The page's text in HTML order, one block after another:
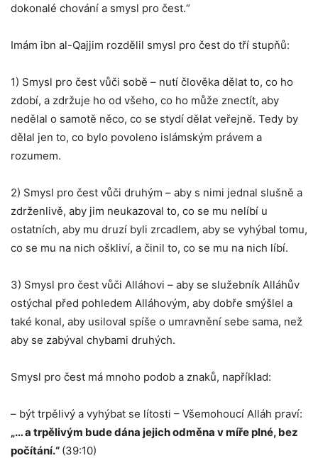
dokonalé chování a smysl pro čest.“
Imám ibn al-Qajjim rozdělil smysl pro čest do tří stupňů:
1) Smysl pro čest vůči sobě – nutí člověka dělat to, co ho
zdobí, a zdržuje ho od všeho, co ho může znectít, aby
nedělal o samotě něco, co se stydí dělat veřejně. Tedy by
dělal jen to, co bylo povoleno islámským právem a
rozumem.
2) Smysl pro čest vůči druhým – aby s nimi jednal slušně a
zdrženlivě, aby jim neukazoval to, co se mu nelíbí u
ostatních, aby mu druzí byli zrcadlem, aby se vyhýbal tomu,
co se mu na nich oškliví, a činil to, co se mu na nich líbí.
3) Smysl pro čest vůči Alláhovi – aby se služebník Alláhův
ostýchal před pohledem Alláhovým, aby dobře smýšlel a
také konal, aby usiloval spíše o umravnění sebe sama, než
aby se zabýval chybami druhých.
Smysl pro čest má mnoho podob a znaků, například:
– být trpělivý a vyhýbat se lítosti – Všemohoucí Alláh praví:
„… a trpělivým bude dána jejich odměna v míře plné, bez
počítání.“ (39:10)